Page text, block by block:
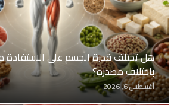
هل تختلف قدرة الجسم على الاستفادة
باختلاف مصدره؟
أغسطس 6, 2026